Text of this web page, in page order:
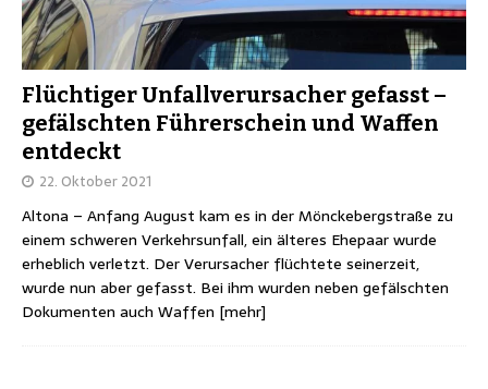
Flüchtiger Unfallverursacher gefasst –
gefälschten Führerschein und Waffen
entdeckt
22. Oktober 2021
Altona – Anfang August kam es in der Mönckebergstraße zu
einem schweren Verkehrsunfall, ein älteres Ehepaar wurde
erheblich verletzt. Der Verursacher flüchtete seinerzeit,
wurde nun aber gefasst. Bei ihm wurden neben gefälschten
Dokumenten auch Waffen [mehr]